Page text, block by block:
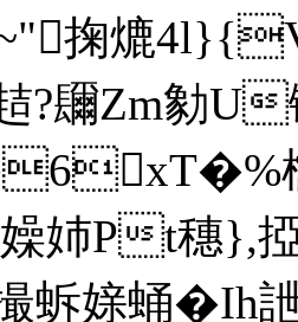
掬熝
?镾Zm勨U
姉Pt穗},
蚸媇蛹�Ih